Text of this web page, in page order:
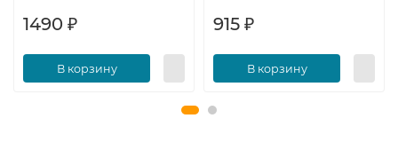
1490 ₽
В корзину
915 ₽
В корзину